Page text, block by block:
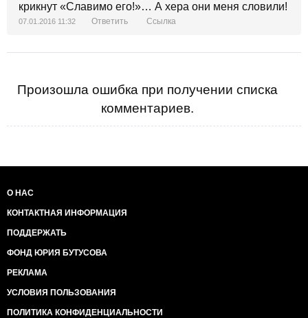
крикнут «Славимо его!»… А хера они меня словили!
07.01.2016 11:32 Ответить Ссылка
Произошла ошибка при получении списка
комментариев.
О НАС
КОНТАКТНАЯ ИНФОРМАЦИЯ
ПОДДЕРЖАТЬ
ФОНД ЮРИЯ БУТУСОВА
РЕКЛАМА
УСЛОВИЯ ПОЛЬЗОВАНИЯ
ПОЛИТИКА КОНФИДЕНЦИАЛЬНОСТИ